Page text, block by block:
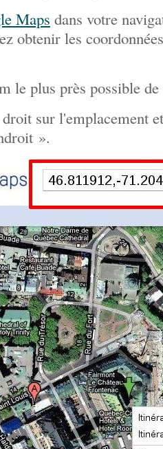
Maps dans votre
obtenir les
le plus près possible
sur l'emplacement
».